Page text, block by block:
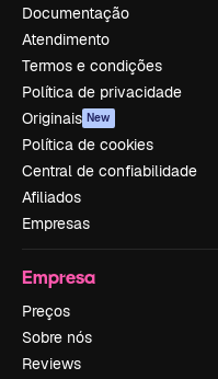
Documentação
Atendimento
Termos e condições
Política de privacidade
Originais New
Política de cookies
Central de confiabilidade
Afiliados
Empresas
Empresa
Preços
Sobre nós
Reviews